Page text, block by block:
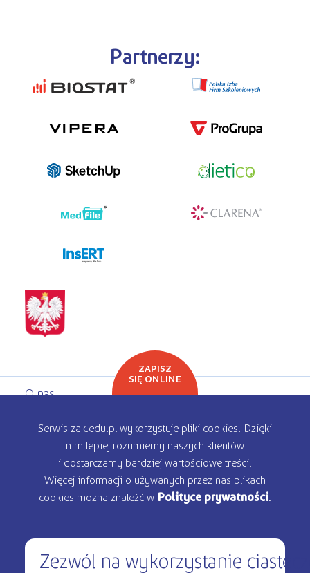
Partnerzy:
programy dla firm
O nas
Oferta edukacyjna
Rekrutacja
Kontakt
ZAPISZ
SIĘ ONLINE
Serwis zak.edu.pl wykorzystuje pliki cookies. Dzięki
nim lepiej rozumiemy naszych klientów
i dostarczamy bardziej wartościowe treści.
Więcej informacji o używanych przez nas plikach
cookies można znaleźć w Polityce prywatności
Zezwól na wykorzystanie